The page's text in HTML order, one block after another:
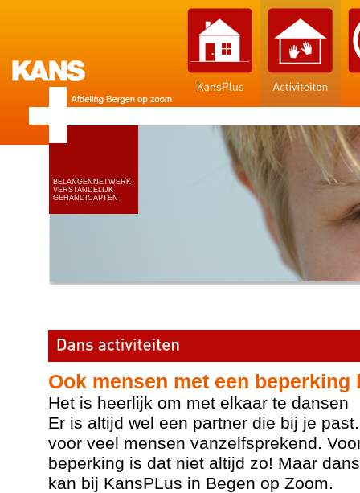
BELANGENNETWERK
VERSTANDELIJK
GEHANDICAPTEN
Ook mensen met een beperking
Het is heerlijk om met elkaar te dansen
Er is altijd wel een partner die bij je
voor veel mensen vanzelfsprekend.
beperking is dat niet altijd zo! Maar
kan bij KansPLus in Begen op Zoom.